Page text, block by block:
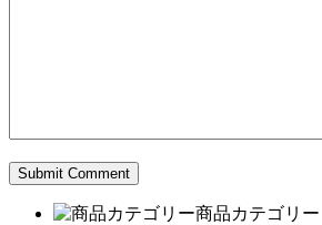
商品カテゴリー